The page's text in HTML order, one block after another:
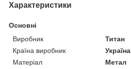
Характеристики
Основні
Виробник
Титан
Країна виробник
Україна
Матеріал
Метал